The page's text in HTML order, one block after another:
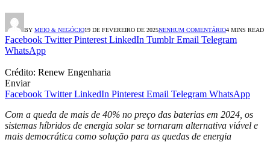
BY MEIO & NEGÓCIO19 DE FEVEREIRO DE 2025NENHUM COMENTÁRIO4 MINS READ
Facebook Twitter Pinterest LinkedIn Tumblr Email Telegram
WhatsApp
Crédito: Renew Engenharia
Enviar
Facebook Twitter LinkedIn Pinterest Email Telegram WhatsApp
Com a queda de mais de 40% no preço das baterias em 2024, os
sistemas híbridos de energia solar se tornaram alternativa viável e
mais democrática como solução para as quedas de energia